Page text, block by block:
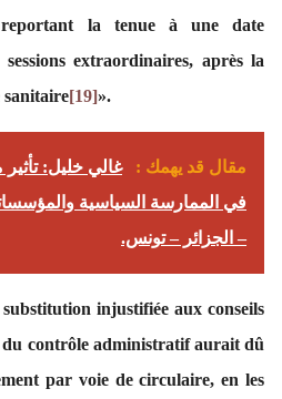
la tenue à une date
extraordinaires, après la
sanitaire[19]».
مقال قد يهمك :
غالي خليل:
في الممارسة السياسية
– الجزائر – تونس.
injustifiée aux conseils
contrôle administratif aurait dû
par voie de circulaire, en les